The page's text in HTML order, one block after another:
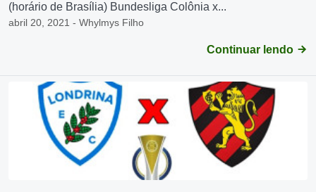
(horário de Brasília) Bundesliga Colônia x...
abril 20, 2021 - Whylmys Filho
Continuar lendo